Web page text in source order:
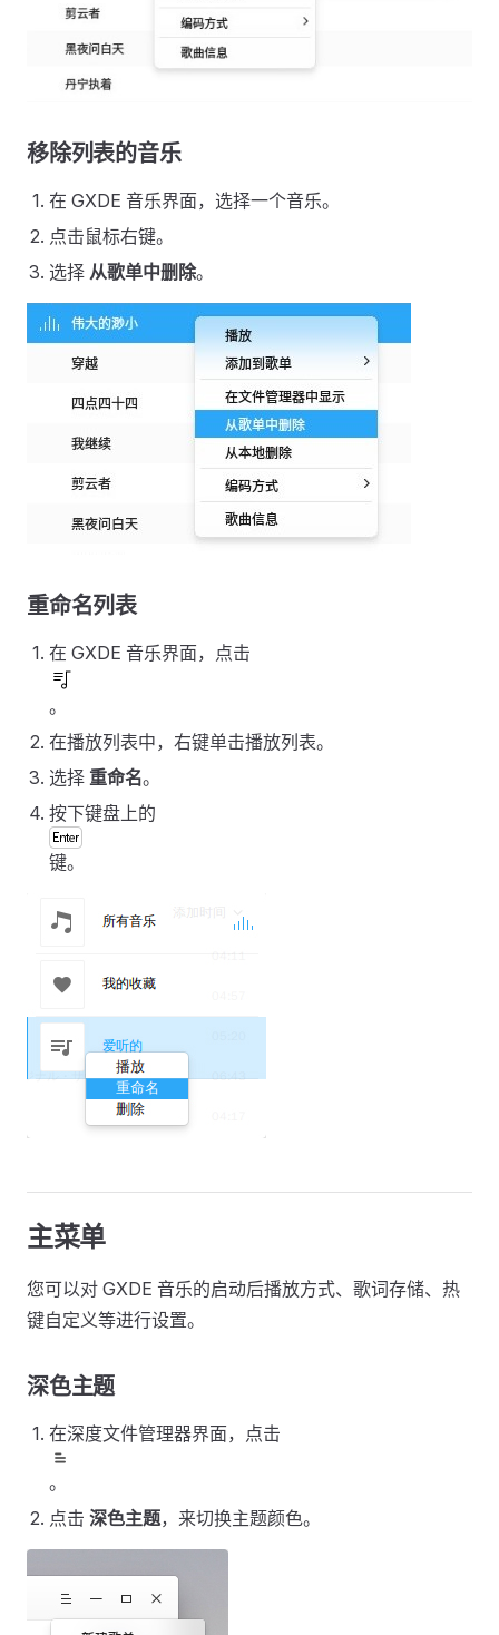
移除列表的音乐
在 GXDE 音乐界面，选择一个音乐。
点击鼠标右键。
选择 从歌单中删除。
重命名列表
在 GXDE 音乐界面，点击
。
在播放列表中，右键单击播放列表。
选择 重命名。
按下键盘上的
键。
主菜单
您可以对 GXDE 音乐的启动后播放方式、歌词存储、热
键自定义等进行设置。
深色主题
在深度文件管理器界面，点击
。
点击 深色主题，来切换主题颜色。